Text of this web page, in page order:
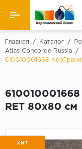
Назад
Производители
Керамогранит
Главная / Каталог /
Atlas Concorde Russia
/
610010001668
610010001668
RET 80x80 см
ХИТ